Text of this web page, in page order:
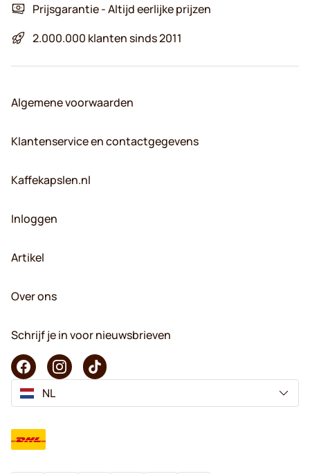
Prijsgarantie - Altijd eerlijke prijzen
2.000.000 klanten sinds 2011
Algemene voorwaarden
Klantenservice en contactgegevens
Kaffekapslen.nl
Inloggen
Artikel
Over ons
Schrijf je in voor nieuwsbrieven
NL